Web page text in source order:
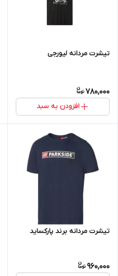
تیشرت مردانه لیورجی
780,000
افزودن به سبد
تیشرت مردانه برند پارکساید
960,000